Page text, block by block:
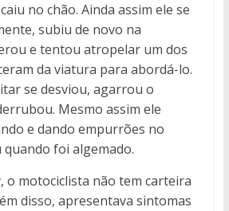
no chão. Ainda assim ele se
subiu de novo na
e tentou atropelar um dos
da viatura para abordá-lo.
se desviou, agarrou o
Mesmo assim ele
e dando empurrões no
quando foi algemado.
o motociclista não tem carteira
disso, apresentava sintomas